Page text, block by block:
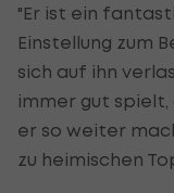
"Er ist ein
Einstellung zum
sich auf ihn
immer gut
er so weiter
zu heimischen